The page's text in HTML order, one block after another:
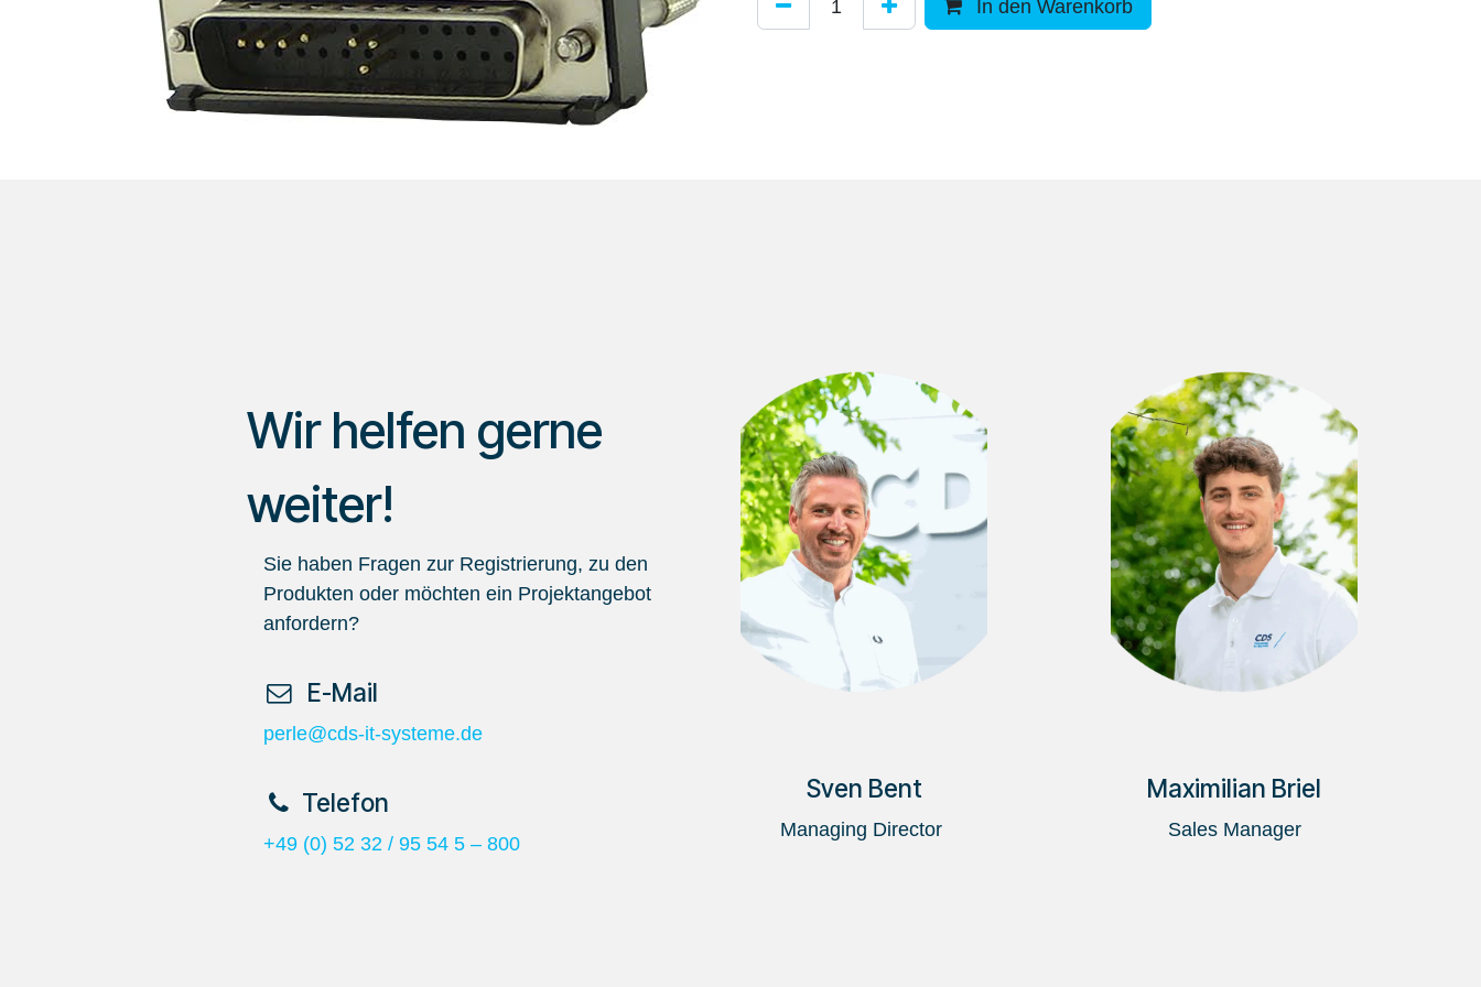
In den Warenkorb
Wir helfen gerne
weiter!
Sie haben Fragen zur Registrierung, zu den
Produkten oder möchten ein Projektangebot
anfordern?
​ E-Mail
perle@cds-it-systeme.de
​Telefon
+49 (0) 52 32 / 95 54 5 – 800
Sven Bent
Managing Director
Maximilian Briel
Sales Manager